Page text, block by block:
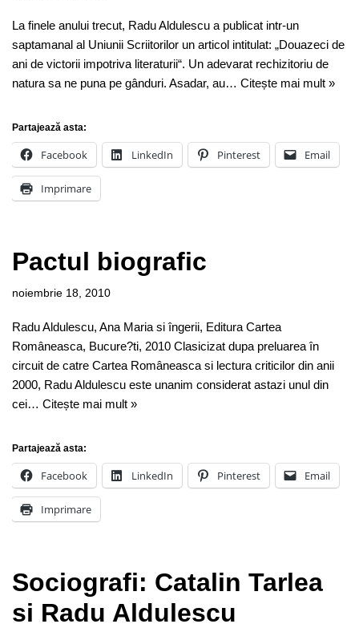
La finele anului trecut, Radu Aldulescu a publicat intr-un
saptamanal al Uniunii Scriitorilor un articol intitulat: „Douazeci de
ani de victorii impotriva literaturii“. Un adevarat rechizitoriu de
natura sa ne puna pe gânduri. Asadar, au… Citește mai mult »
Partajează asta:
Facebook LinkedIn Pinterest Email
Imprimare
Pactul biografic
noiembrie 18, 2010
Radu Aldulescu, Ana Maria si îngerii, Editura Cartea
Româneasca, Bucure?ti, 2010 Clasicizat dupa preluarea în
circuit de catre Cartea Româneasca si lectura criticilor din anii
2000, Radu Aldulescu este unanim considerat astazi unul din
cei… Citește mai mult »
Partajează asta:
Facebook LinkedIn Pinterest Email
Imprimare
Sociografi: Catalin Tarlea
si Radu Aldulescu